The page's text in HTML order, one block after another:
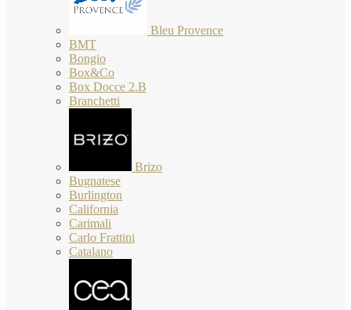
Bleu Provence
BMT
Bongio
Box&Co
Box Docce 2.B
Branchetti
Brizo
Bugnatese
Burlington
California
Carimali
Carlo Frattini
Catalano